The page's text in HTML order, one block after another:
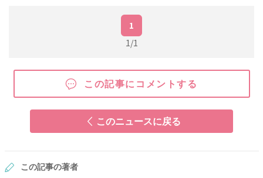
1
1/1
この記事にコメントする
このニュースに戻る
この記事の著者